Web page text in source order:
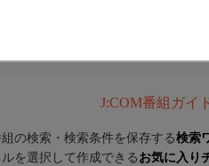
J:COM番組ガイ
の検索・検索条件を保存する検索
を選択して作成できる お気に入り